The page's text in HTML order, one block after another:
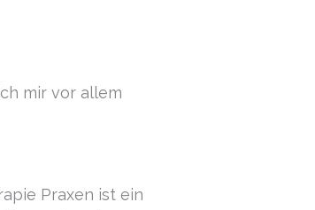
mir vor allem
Praxen ist ein